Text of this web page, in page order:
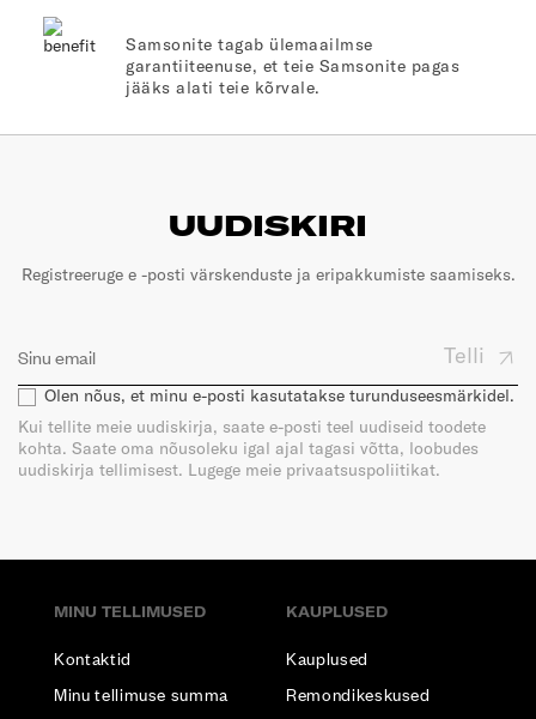
Samsonite tagab ülemaailmse
garantiiteenuse, et teie Samsonite pagas
jääks alati teie kõrvale.
UUDISKIRI
Registreeruge e -posti värskenduste ja eripakkumiste saamiseks.
Telli
Olen nõus, et minu e-posti kasutatakse turunduseesmärkidel.
Kui tellite meie uudiskirja, saate e-posti teel uudiseid toodete
kohta. Saate oma nõusoleku igal ajal tagasi võtta, loobudes
uudiskirja tellimisest. Lugege meie privaatsuspoliitikat.
MINU TELLIMUSED
Kontaktid
Minu tellimuse summa
KAUPLUSED
Kauplused
Remondikeskused